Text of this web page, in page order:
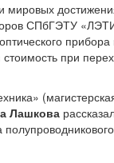
СПбГЭТУ
при
Лашкова